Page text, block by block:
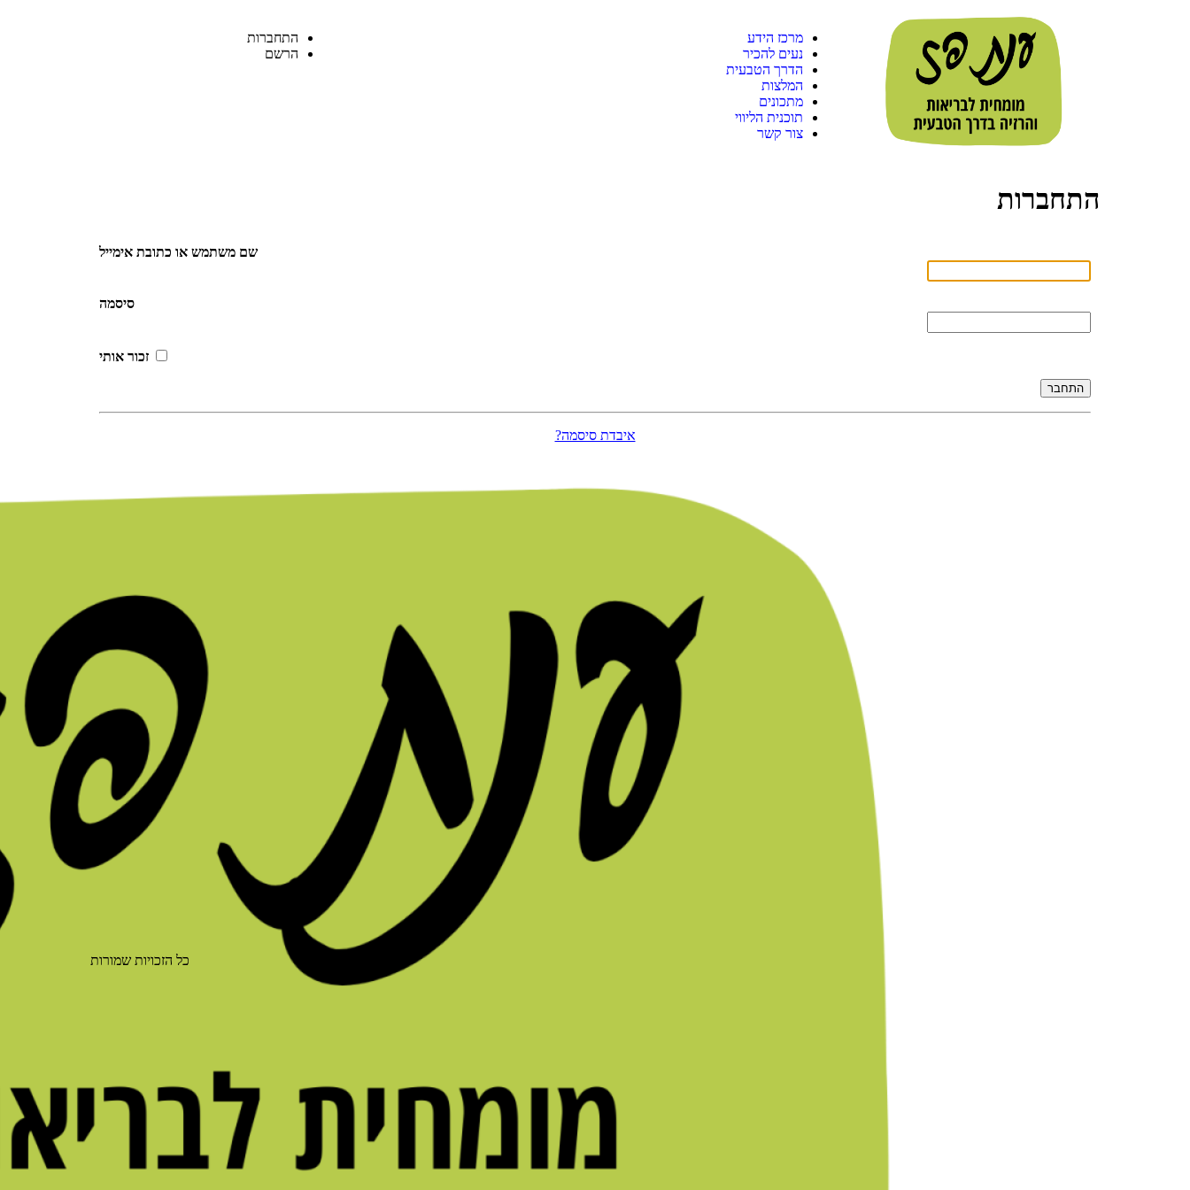
מרכז הידע
נעים להכיר
הדרך הטבעית
המלצות
מתכונים
תוכנית הליווי
צור קשר
התחברות
הרשם
התחברות
שם משתמש או כתובת אימייל
סיסמה
זכור אותי
איבדת סיסמה?
כל הזכויות שמורות